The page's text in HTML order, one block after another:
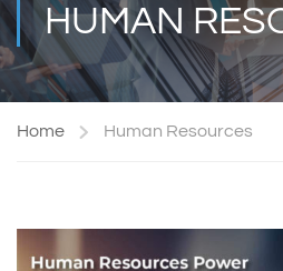
HUMAN
Home Human Resources